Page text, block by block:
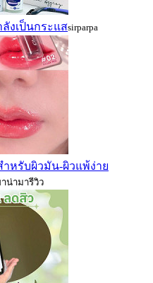
งเป็นกระแสsirparpa
ำหรับผิวมัน-ผิวแพ้ง่าย
น่ามารีวิว